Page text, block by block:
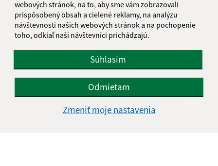
webových stránok, na to, aby sme vám zobrazovali
prispôsobený obsah a cielené reklamy, na analýzu
návštevnosti našich webových stránok a na pochopenie
toho, odkiaľ naši návštevníci prichádzajú.
Súhlasím
Odmietam
Zmeniť moje nastavenia
082 56 Pečovská Nová Ves
info@pecovska.sk
IČO: 00327590